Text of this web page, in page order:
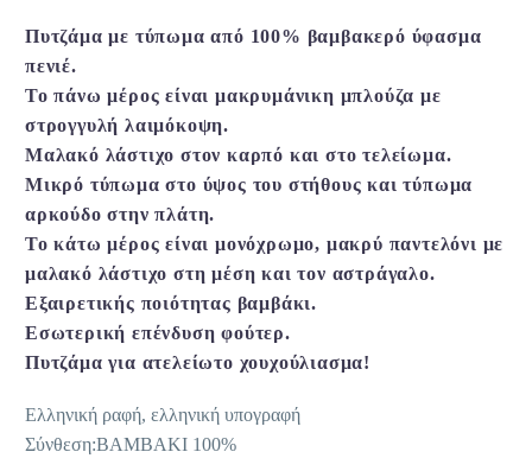
52,90 €. είναι:
37,03 €.
Πυτζάμα με τύπωμα από 100% βαμβακερό ύφασμα
πενιέ.
Το πάνω μέρος είναι μακρυμάνικη μπλούζα με
στρογγυλή λαιμόκοψη.
Μαλακό λάστιχο στον καρπό και στο τελείωμα.
Μικρό τύπωμα στο ύψος του στήθους και τύπωμα
αρκούδο στην πλάτη.
Το κάτω μέρος είναι μονόχρωμο, μακρύ παντελόνι με
μαλακό λάστιχο στη μέση και τον αστράγαλο.
Εξαιρετικής ποιότητας βαμβάκι.
Εσωτερική επένδυση φούτερ.
Πυτζάμα για ατελείωτο χουχούλιασμα!
Ελληνική ραφή, ελληνική υπογραφή
Σύνθεση:ΒΑΜΒΑΚΙ 100%